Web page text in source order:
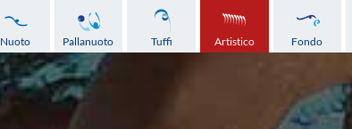
Nuoto Pallanuoto Tuffi Artistico Fondo